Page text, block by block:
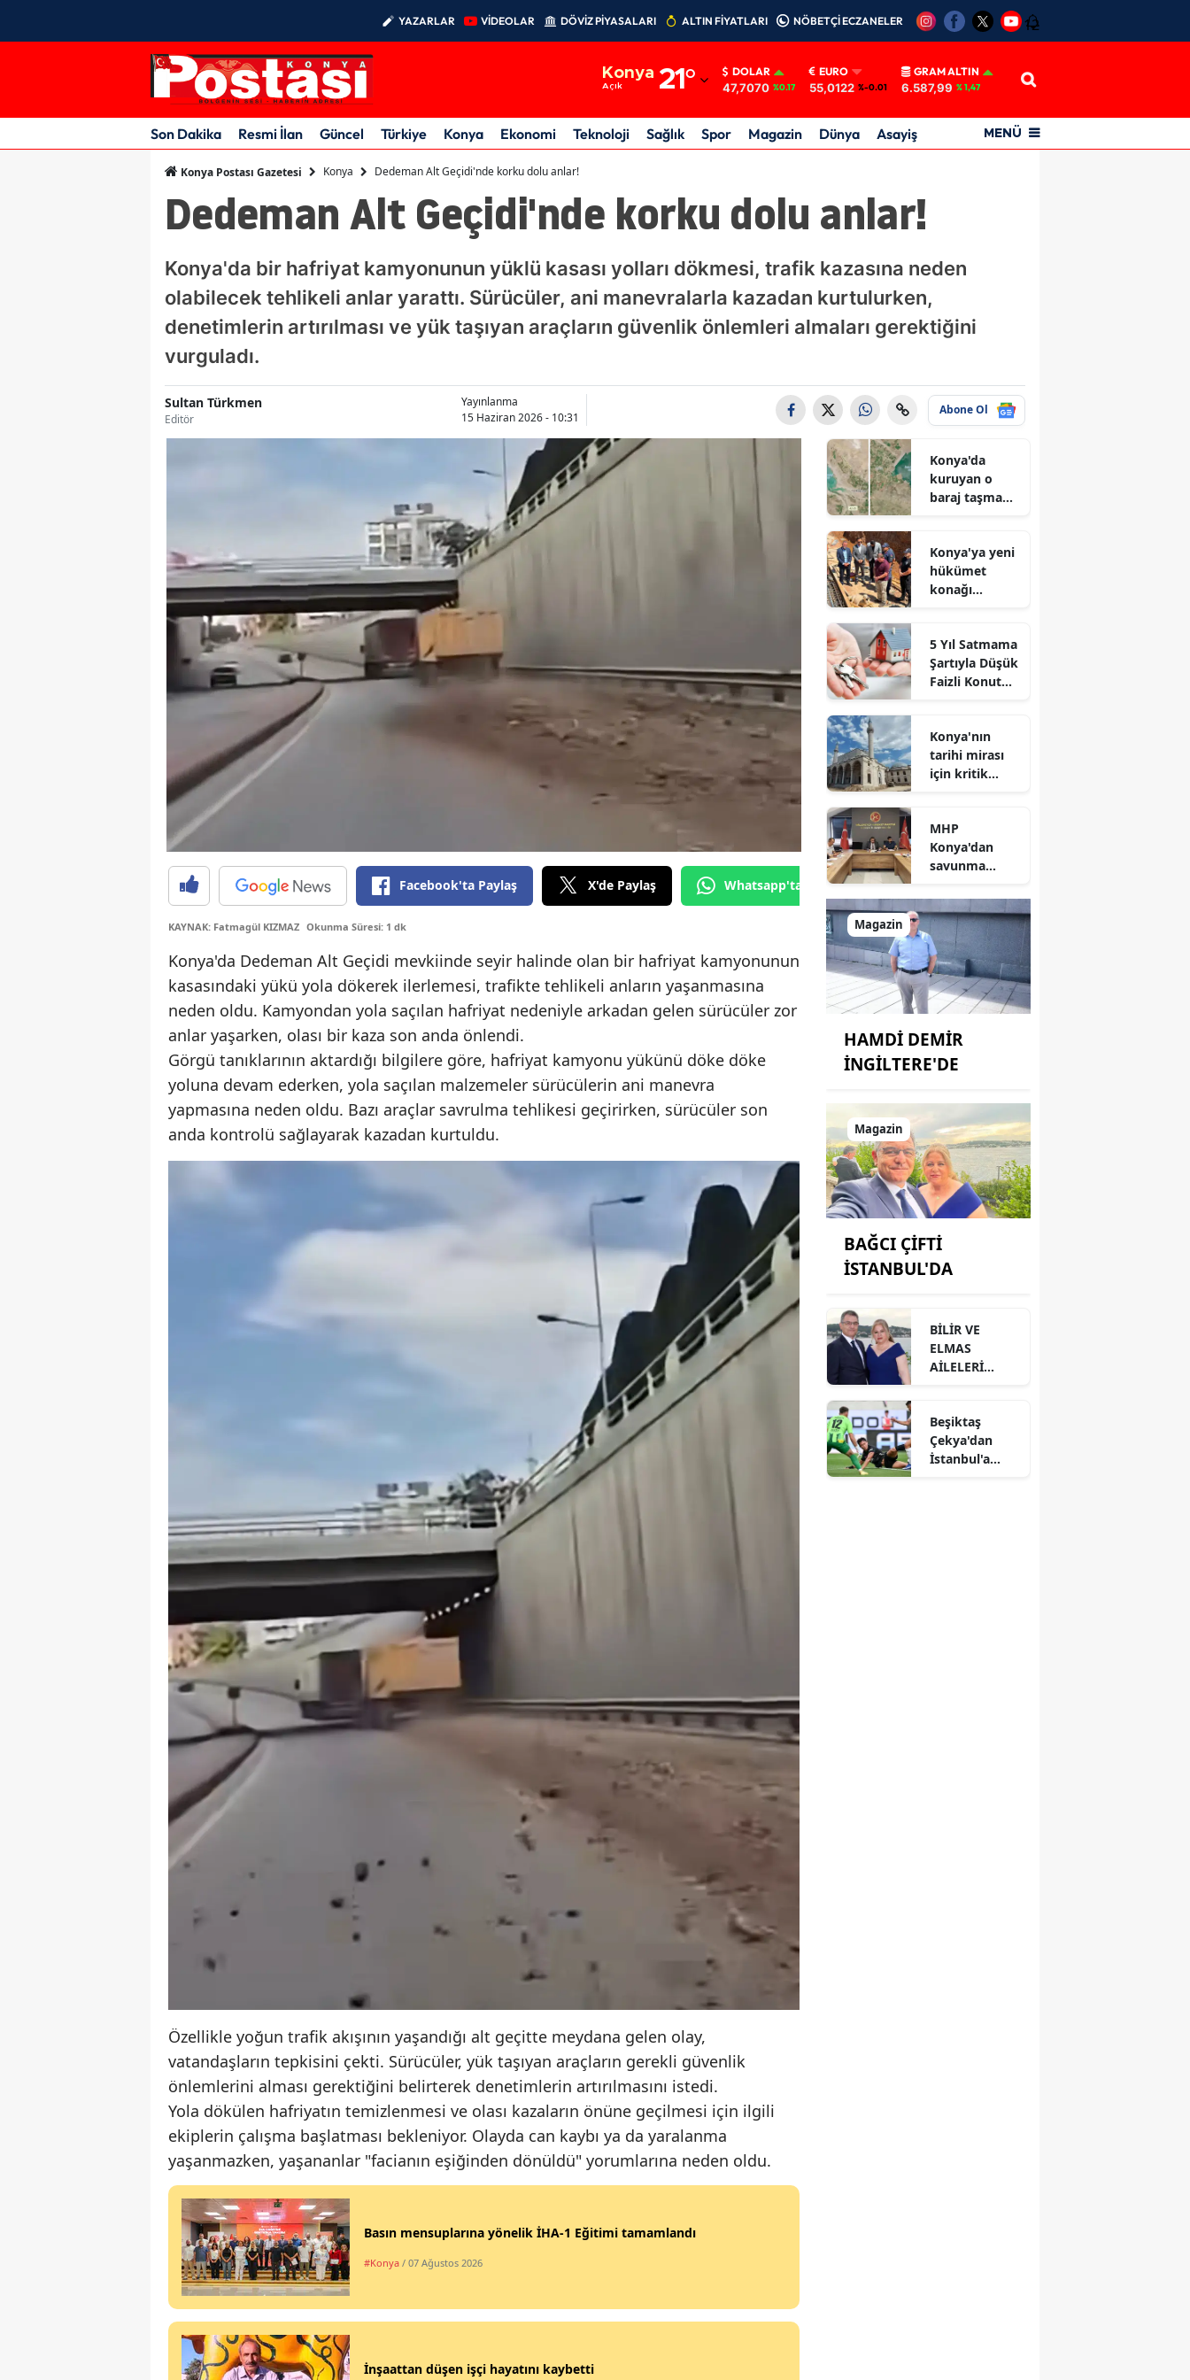
YAZARLAR VİDEOLAR DÖVİZ PİYASALARI ALTIN FİYATLARI NÖBETÇİ ECZANELER 12
Konya
Açık 21°
Adıyaman
Afyonkarahisar
Amasya
Ankara
Antalya
Artvin
Aydın
Bingöl
Çankırı
Çorum
Denizli
Diyarbakır
Elazığ
Erzincan
Eskişehir
Gaziantep
Gümüşhane
Hakkari
İstanbul
Kars
Kastamonu
Kayseri
Kırklareli
Mardin
Muğla
Samsun
Siirt
Sinop
Sivas
Tekirdağ
Trabzon
DOLAR
47,7070 %0.17
EURO
55,0122 %-0.01
GRAM ALTIN
6.587,99 % 1,47
Son Dakika Resmi İlan Güncel Türkiye Konya Ekonomi Teknoloji Sağlık Spor Magazin Dünya Asayiş MENÜ
Konya Postası Gazetesi Konya Dedeman Alt Geçidi'nde korku dolu anlar!
Dedeman Alt Geçidi'nde korku dolu anlar!
Konya'da bir hafriyat kamyonunun yüklü kasası yolları dökmesi, trafik kazasına neden
olabilecek tehlikeli anlar yarattı. Sürücüler, ani manevralarla kazadan kurtulurken,
denetimlerin artırılması ve yük taşıyan araçların güvenlik önlemleri almaları gerektiğini
vurguladı.
Sultan Türkmen
Editör
Yayınlanma
15 Haziran 2026 - 10:31
Abone Ol
Facebook'ta Paylaş X'de Paylaş Whatsapp'tan Gönder
KAYNAK: Fatmagül KIZMAZ Okunma Süresi: 1 dk
Konya'da Dedeman Alt Geçidi mevkiinde seyir halinde olan bir hafriyat kamyonunun
kasasındaki yükü yola dökerek ilerlemesi, trafikte tehlikeli anların yaşanmasına
neden oldu. Kamyondan yola saçılan hafriyat nedeniyle arkadan gelen sürücüler zor
anlar yaşarken, olası bir kaza son anda önlendi.
Görgü tanıklarının aktardığı bilgilere göre, hafriyat kamyonu yükünü döke döke
yoluna devam ederken, yola saçılan malzemeler sürücülerin ani manevra
yapmasına neden oldu. Bazı araçlar savrulma tehlikesi geçirirken, sürücüler son
anda kontrolü sağlayarak kazadan kurtuldu.
Özellikle yoğun trafik akışının yaşandığı alt geçitte meydana gelen olay,
vatandaşların tepkisini çekti. Sürücüler, yük taşıyan araçların gerekli güvenlik
önlemlerini alması gerektiğini belirterek denetimlerin artırılmasını istedi.
Yola dökülen hafriyatın temizlenmesi ve olası kazaların önüne geçilmesi için ilgili
ekiplerin çalışma başlatması bekleniyor. Olayda can kaybı ya da yaralanma
yaşanmazken, yaşananlar "facianın eşiğinden dönüldü" yorumlarına neden oldu.
Basın mensuplarına yönelik İHA-1 Eğitimi tamamlandı
#Konya / 07 Ağustos 2026
İnşaattan düşen işçi hayatını kaybetti
Konya'da
kuruyan o
baraj taşma
Konya'ya yeni
hükümet
konağı
5 Yıl Satmama
Şartıyla Düşük
Faizli Konut
Konya'nın
tarihi mirası
için kritik
açıklandı
MHP
Konya'dan
savunma
yeni hamle: İlk
toplantı
yapıldı!
Magazin
HAMDİ DEMİR
İNGİLTERE'DE
Magazin
BAĞCI ÇİFTİ
İSTANBUL'DA
BİLİR VE
ELMAS
AİLELERİ
GELMİŞ
Beşiktaş
Çekya'dan
İstanbul'a